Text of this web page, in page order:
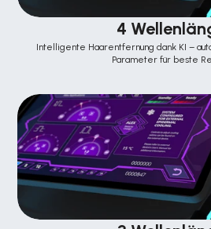
4
Intelligente Haarentfernung dank KI –
Parameter für beste